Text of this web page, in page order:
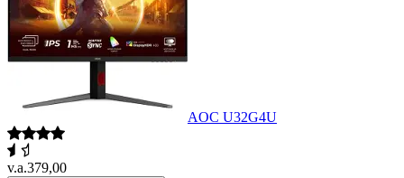
AOC U32G4U
v.a.379,00